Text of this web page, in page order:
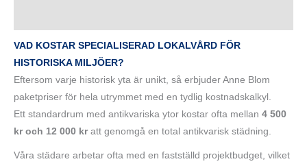
VAD KOSTAR SPECIALISERAD LOKALVÅRD FÖR
HISTORISKA MILJÖER?
Eftersom varje historisk yta är unikt, så erbjuder Anne Blom
paketpriser för hela utrymmet med en tydlig kostnadskalkyl.
Ett standardrum med antikvariska ytor kostar ofta mellan 4 500
kr och 12 000 kratt genomgå en total antikvarisk städning.
Våra städare arbetar ofta med en fastställd projektbudget, vilket